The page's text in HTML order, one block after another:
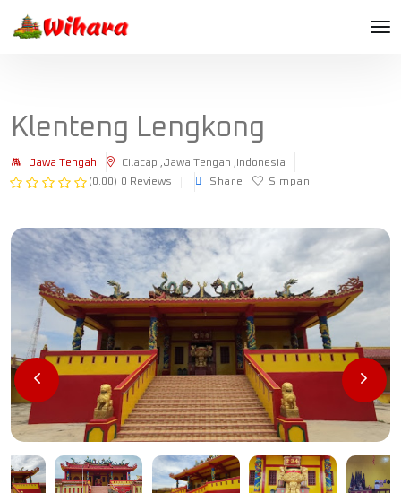
Klenteng Lengkong
Jawa Tengah
Cilacap ,Jawa Tengah ,Indonesia
(0.00) 0 Reviews Share Simpan